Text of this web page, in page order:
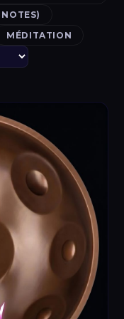
NOTES)
MÉDITATION